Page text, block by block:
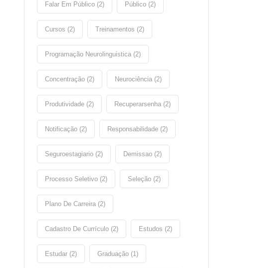
Falar Em Público (2) Público (2)
Cursos (2) Treinamentos (2)
Programação Neurolinguistica (2)
Concentração (2) Neurociência (2)
Produtividade (2) Recuperarsenha (2)
Notificação (2) Responsabilidade (2)
Seguroestagiario (2) Demissao (2)
Processo Seletivo (2) Seleção (2)
Plano De Carreira (2)
Cadastro De Currículo (2) Estudos (2)
Estudar (2) Graduação (1)